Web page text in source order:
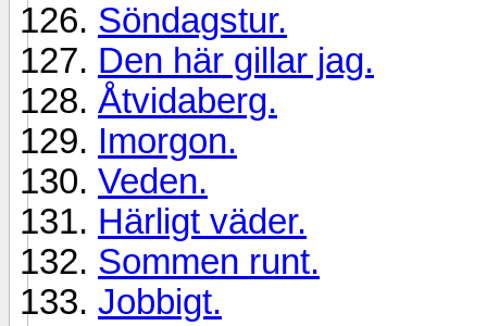
Söndagstur.
Den här gillar jag.
Åtvidaberg.
Imorgon.
Veden.
Härligt väder.
Sommen runt.
Jobbigt.